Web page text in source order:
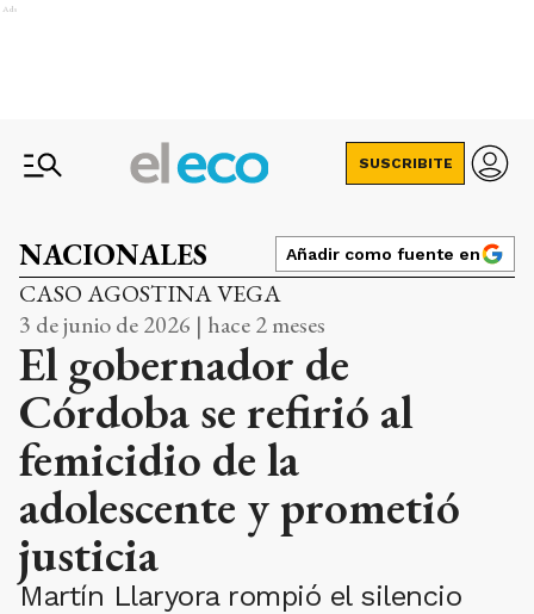
Ads
SUSCRIBITE
NACIONALES Añadir como fuente en
CASO AGOSTINA VEGA
3 de junio de 2026 | hace 2 meses
El gobernador de
Córdoba se refirió al
femicidio de la
adolescente y prometió
justicia
Martín Llaryora rompió el silencio